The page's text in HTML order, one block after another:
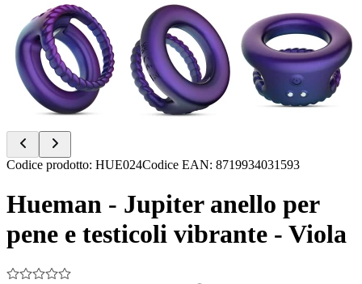
Item
of
Codice prodotto: HUE024Codice EAN: 8719934031593
Hueman - Jupiter anello per
pene e testicoli vibrante - Viola